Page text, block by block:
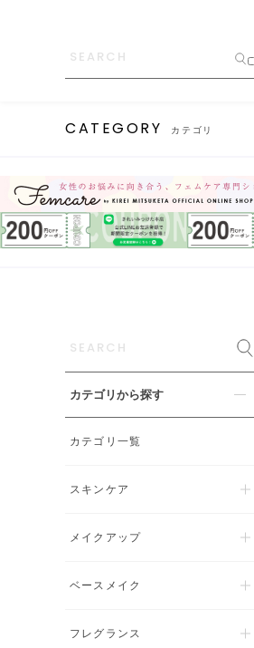
CATEGORY カテゴリ
カテゴリから探す
カテゴリ一覧
スキンケア
メイクアップ
ベースメイク
フレグランス